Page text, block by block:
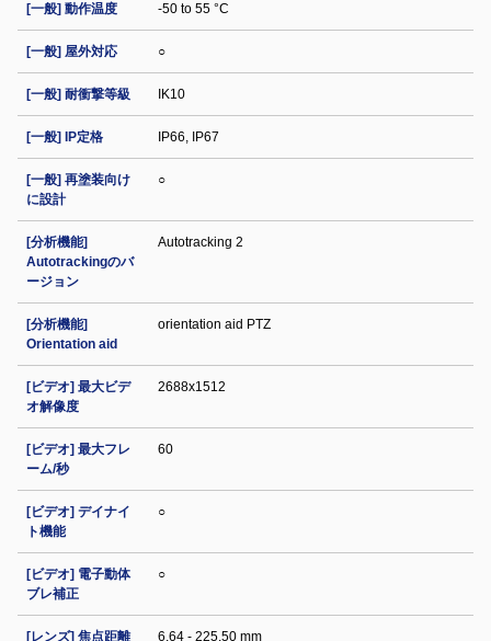
[一般] 動作温度 -50 to 55 °C
[一般] 屋外対応 ○
[一般] 耐衝撃等級 IK10
[一般] IP定格 IP66, IP67
[一般] 再塗装向け
に設計
○
[分析機能]
Autotrackingのバ
ージョン
Autotracking 2
[分析機能]
Orientation aid
orientation aid PTZ
[ビデオ] 最大ビデ
オ解像度
2688x1512
[ビデオ] 最大フレ
ーム/秒
60
[ビデオ] デイナイ
ト機能
○
[ビデオ] 電子動体
ブレ補正
○
[レンズ] 焦点距離 6.64 - 225.50 mm